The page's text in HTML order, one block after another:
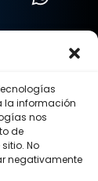
la información
nos
de
No
negativamente